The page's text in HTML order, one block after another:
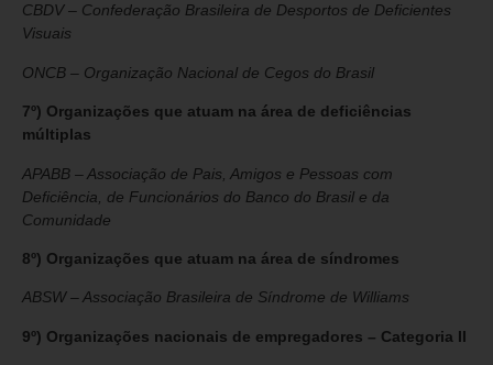
CBDV – Confederação Brasileira de Desportos de Deficientes
Visuais
ONCB – Organização Nacional de Cegos do Brasil
7º) Organizações que atuam na área de deficiências
múltiplas
APABB – Associação de Pais, Amigos e Pessoas com
Deficiência, de Funcionários do Banco do Brasil e da
Comunidade
8º) Organizações que atuam na área de síndromes
ABSW – Associação Brasileira de Síndrome de Williams
9º) Organizações nacionais de empregadores – Categoria II